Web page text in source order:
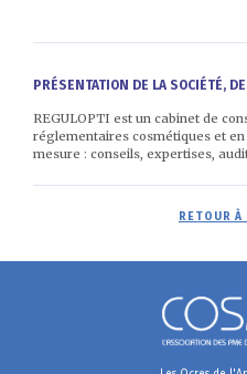
PRÉSENTATION DE LA SOCIÉTÉ,
REGULOPTI est un cabinet de
réglementaires cosmétiques et
mesure : conseils, expertises,
RETOUR À